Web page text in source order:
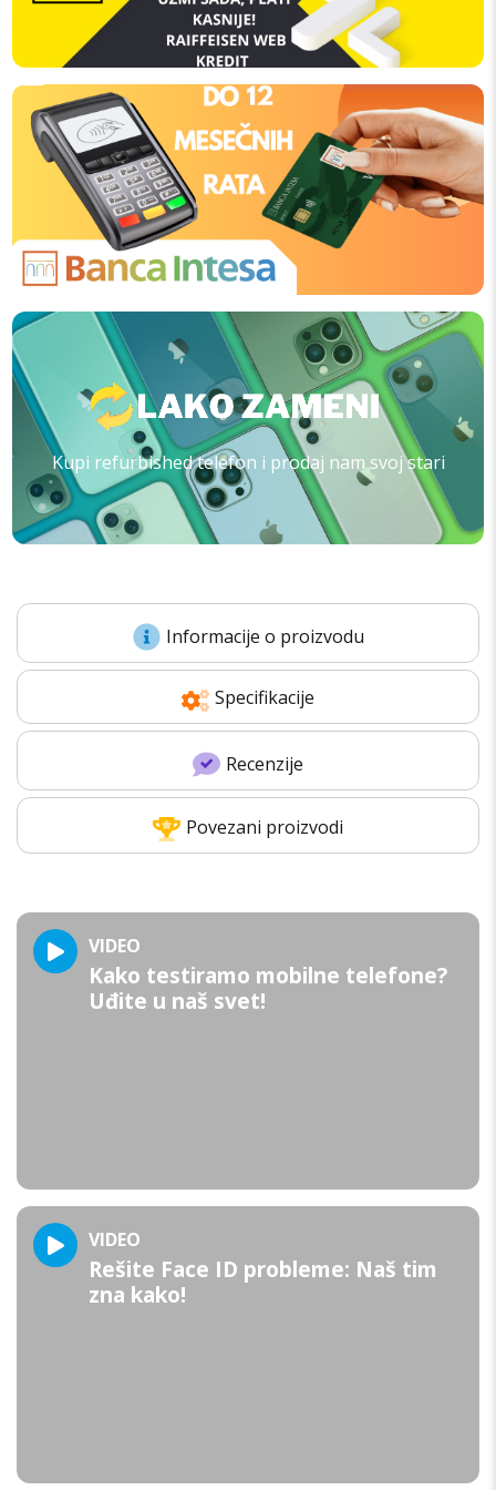
Kupi refurbished telefon i prodaj nam svoj stari
Informacije o proizvodu
Specifikacije
Recenzije
Povezani proizvodi
VIDEO
Kako testiramo mobilne telefone?
Uđite u naš svet!
VIDEO
Rešite Face ID probleme: Naš tim
zna kako!